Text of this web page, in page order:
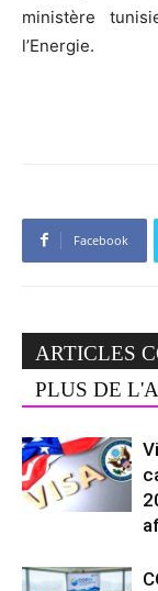
ministère
l’Energie.
Facebook
ARTICLES
PLUS DE